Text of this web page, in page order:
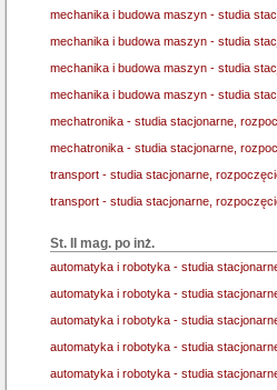
mechanika i budowa maszyn - studia
mechanika i budowa maszyn - studia
mechanika i budowa maszyn - studia
mechanika i budowa maszyn - studia
mechatronika - studia stacjonarne,
mechatronika - studia stacjonarne,
transport - studia stacjonarne,
transport - studia stacjonarne,
St. II mag. po inż.
automatyka i robotyka - studia
automatyka i robotyka - studia
automatyka i robotyka - studia
automatyka i robotyka - studia
automatyka i robotyka - studia